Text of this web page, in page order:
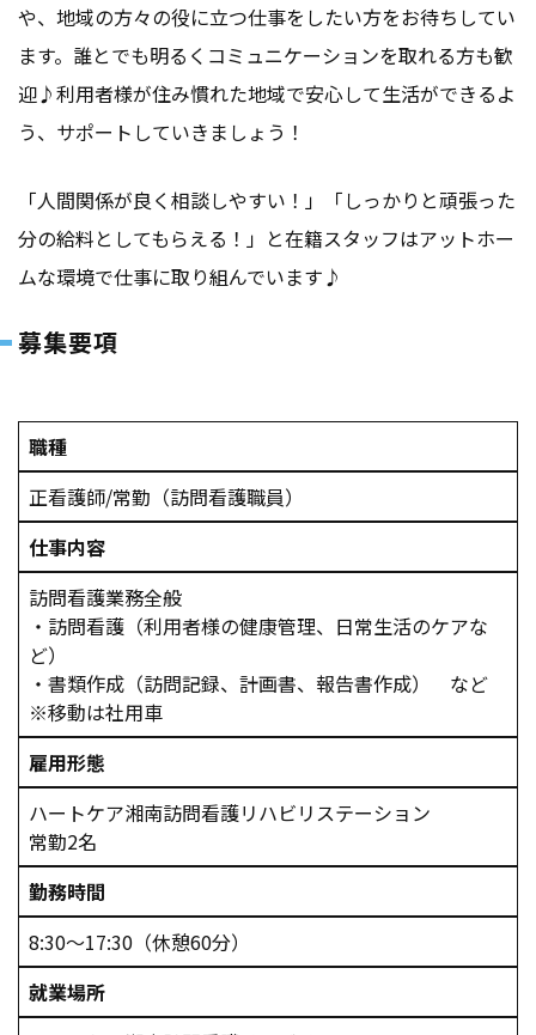
や、地域の方々の役に立つ仕事をしたい方をお待ちしてい
ます。誰とでも明るくコミュニケーションを取れる方も歓
迎♪利用者様が住み慣れた地域で安心して生活ができるよ
う、サポートしていきましょう！
「人間関係が良く相談しやすい！」「しっかりと頑張った
分の給料としてもらえる！」と在籍スタッフはアットホー
ムな環境で仕事に取り組んでいます♪
募集要項
職種
正看護師/常勤（訪問看護職員）
仕事内容
訪問看護業務全般
・訪問看護（利用者様の健康管理、日常生活のケアな
ど）
・書類作成（訪問記録、計画書、報告書作成） など
※移動は社用車
雇用形態
ハートケア湘南訪問看護リハビリステーション
常勤2名
勤務時間
8:30～17:30（休憩60分）
就業場所